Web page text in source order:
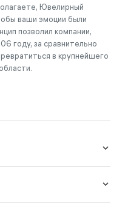
Ювелирный
ваши эмоции были
позволил компании,
году, за сравнительно
в крупнейшего